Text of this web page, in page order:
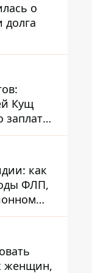
о
долга
это
Кущ
как
ФЛП,
женщин,